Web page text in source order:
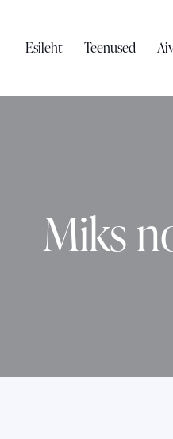
Esileht Teenused
Miks